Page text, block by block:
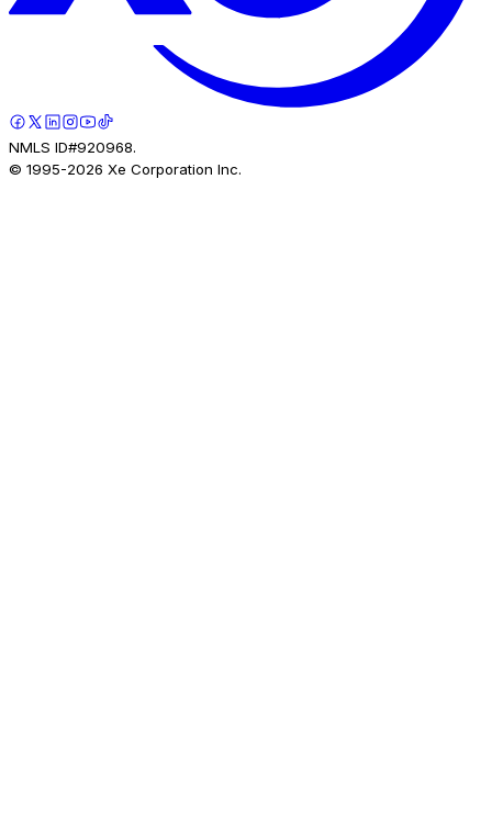
NMLS ID#920968.
© 1995-2026 Xe Corporation Inc.